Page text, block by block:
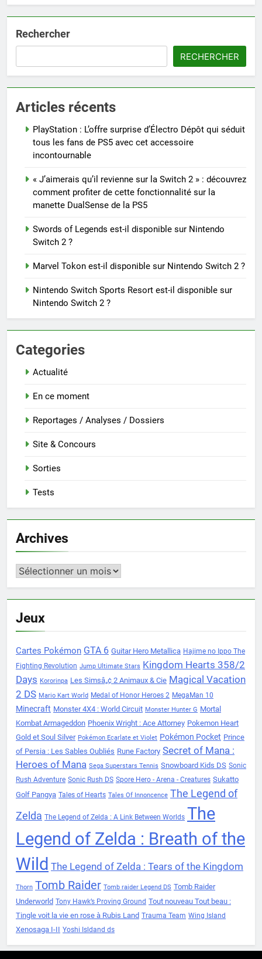
Rechercher
RECHERCHER
Articles récents
PlayStation : L’offre surprise d’Électro Dépôt qui séduit
tous les fans de PS5 avec cet accessoire
incontournable
« J’aimerais qu’il revienne sur la Switch 2 » : découvrez
comment profiter de cette fonctionnalité sur la
manette DualSense de la PS5
Swords of Legends est-il disponible sur Nintendo
Switch 2 ?
Marvel Tokon est-il disponible sur Nintendo Switch 2 ?
Nintendo Switch Sports Resort est-il disponible sur
Nintendo Switch 2 ?
Categories
Actualité
En ce moment
Reportages / Analyses / Dossiers
Site & Concours
Sorties
Tests
Archives
Archives
Jeux
Cartes Pokémon GTA 6 Guitar Hero Metallica Hajime no Ippo The
Fighting Revolution Jump Ultimate Stars Kingdom Hearts 358/2
Days Kororinpa Les Simsâ„¢ 2 Animaux & Cie Magical Vacation
2 DS Mario Kart World Medal of Honor Heroes 2 MegaMan 10
Minecraft Monster 4X4 : World Circuit Monster Hunter G Mortal
Kombat Armageddon Phoenix Wright : Ace Attorney Pokemon Heart
Gold et Soul Silver Pokémon Ecarlate et Violet Pokémon Pocket Prince
of Persia : Les Sables Oubliés Rune Factory Secret of Mana :
Heroes of Mana Sega Superstars Tennis Snowboard Kids DS Sonic
Rush Adventure Sonic Rush DS Spore Hero - Arena - Creatures Sukatto
Golf Pangya Tales of Hearts Tales Of Innoncence The Legend of
Zelda The Legend of Zelda : A Link Between Worlds The
Legend of Zelda : Breath of the
Wild The Legend of Zelda : Tears of the Kingdom
Thorn Tomb Raider Tomb raider Legend DS Tomb Raider
Underworld Tony Hawk’s Proving Ground Tout nouveau Tout beau :
Tingle voit la vie en rose à Rubis Land Trauma Team Wing Island
Xenosaga I-II Yoshi Isldand ds